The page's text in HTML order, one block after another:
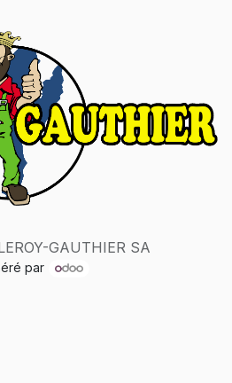
GAUTHIER SA
par